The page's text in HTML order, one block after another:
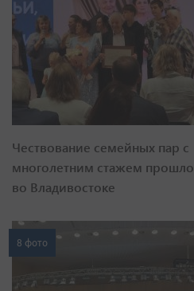
Чествование семейных пар с
многолетним стажем прошло
во Владивостоке
8 фото